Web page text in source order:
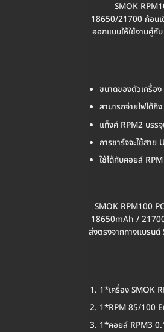
SMOK
18650/21700 ก้อนเ
ออกแบบให้ใช้งานคู่กั
ขนาดของตัวเครื่
สามารถจ่ายไฟได้ถึ
แท็งค์ RPM2 บรร
การชาร์จจะใช้สา
ใช้ได้กับคอยล์
SMOK RPM100
18650mAh / 21700
ส่งตรงจากทางแบรน
1*เครื่อง SMOK
1*RPM 85/100
1*คอยล์ RPM3